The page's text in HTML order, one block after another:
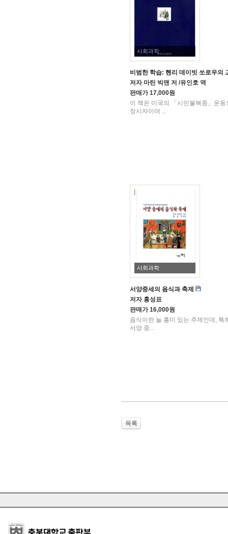
사회과학
비범한 학습: 헨리 데이빗 쏘로우의
저자마틴 빅맨 저 /유인호 역
판매가17,000원
이 책은 미국의 「시민불복종」운동
창시자이며 ...
사회과학
서양중세의 음식과 축제
저자홍성표
판매가16,000원
음식이란 늘 흥미 있는 주제인데, 특
서양 중...
목록